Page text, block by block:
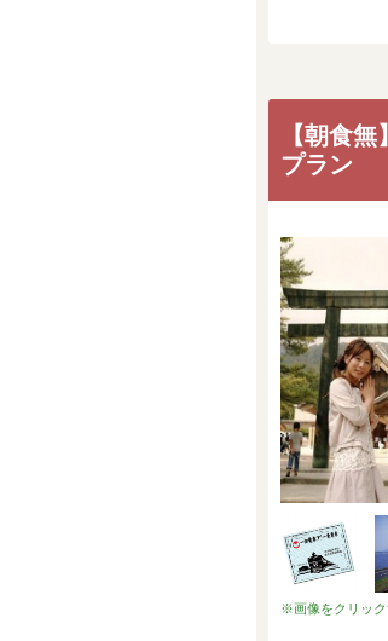
【朝食
プラン
※画像をクリック